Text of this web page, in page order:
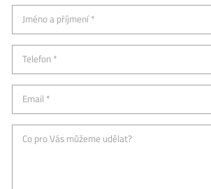
Jméno a příjmení *
Telefon *
Email *
Co pro Vás můžeme udělat?